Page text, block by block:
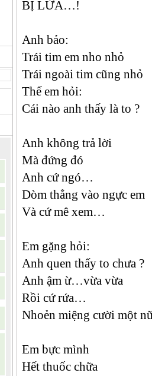
BỊ LỪA…!
Anh bảo:
Trái tim em nho nhỏ
Trái ngoài tim cũng nhỏ
Thế em hỏi:
Cái nào anh thấy là to ?
Anh không trả lời
Mà đứng đó
Anh cứ ngó…
Dòm thẳng vào ngực em
Và cứ mê xem…
Em gặng hỏi:
Anh quen thấy to chưa ?
Anh ậm ừ…vừa vừa
Rồi cứ rứa…
Nhoẻn miệng cười một
Em bực mình
Hết thuốc chữa